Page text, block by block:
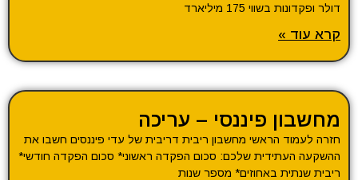
דולר ופקדונות בשווי 175 מיליארד
קרא עוד »
מחשבון פיננסי – עריכה
חזרה לעמוד הראשי מחשבון ריבית דריבית של עדי פיננסים חשבו את
ההשקעה העתידית שלכם: סכום הפקדה ראשוני* סכום הפקדה חודשי*
ריבית שנתית באחוזים* מספר שנות